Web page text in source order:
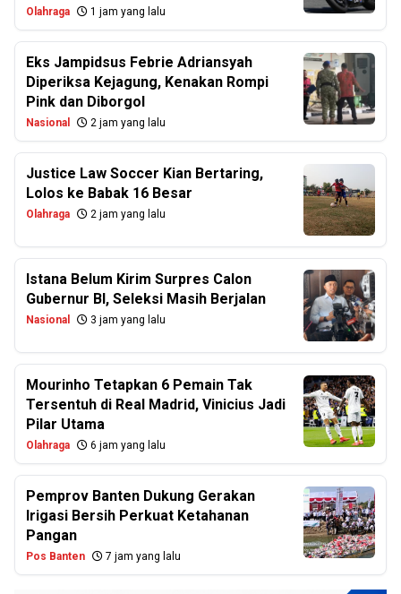
Olahraga 1 jam yang lalu
Eks Jampidsus Febrie Adriansyah
Diperiksa Kejagung, Kenakan Rompi
Pink dan Diborgol
Nasional 2 jam yang lalu
Justice Law Soccer Kian Bertaring,
Lolos ke Babak 16 Besar
Olahraga 2 jam yang lalu
Istana Belum Kirim Surpres Calon
Gubernur BI, Seleksi Masih Berjalan
Nasional 3 jam yang lalu
Mourinho Tetapkan 6 Pemain Tak
Tersentuh di Real Madrid, Vinicius Jadi
Pilar Utama
Olahraga 6 jam yang lalu
Pemprov Banten Dukung Gerakan
Irigasi Bersih Perkuat Ketahanan
Pangan
Pos Banten 7 jam yang lalu